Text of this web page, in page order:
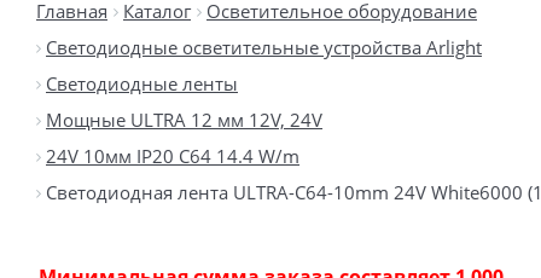
Главная Каталог
Осветительное оборудование
Светодиодные осветительные устройства Arlight
Светодиодные ленты
Мощные ULTRA 12 мм 12V, 24V
24V 10мм IP20 C64 14.4 W/m
Светодиодная лента ULTRA-C64-10mm 24V